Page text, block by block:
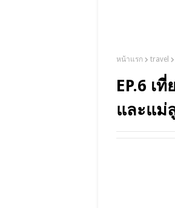
หน้าแรก travel
EP.6 เ
และแม่